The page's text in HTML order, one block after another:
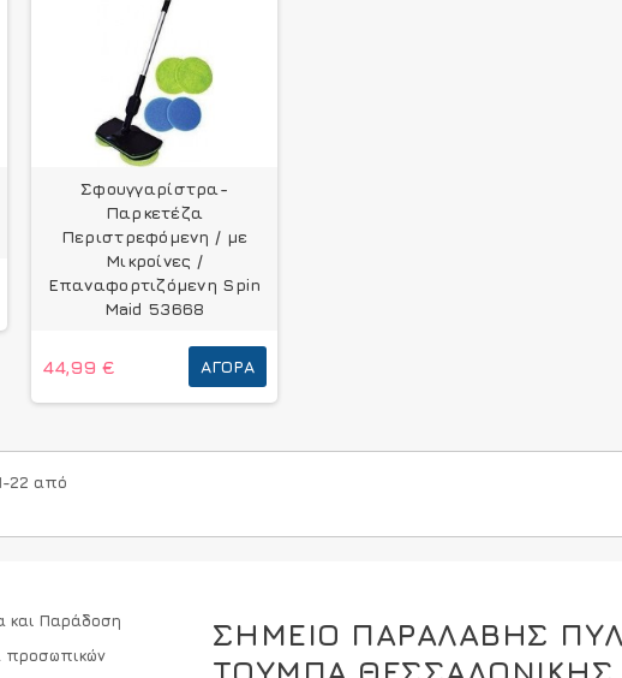
Σφουγγαρίστρα-
Παρκετέζα
Περιστρεφόμενη / με
Μικροίνες /
Επαναφορτιζόμενη Spin
Maid 53668
44,99 € ΑΓΟΡΆ
22 από
και Παράδοση
προσωπικών
ΣΗΜΕΙΟ ΠΑΡΑΛΑΒΗΣ